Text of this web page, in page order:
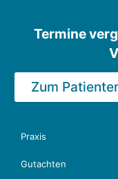
Termine
Zum
Praxis
Gutachten